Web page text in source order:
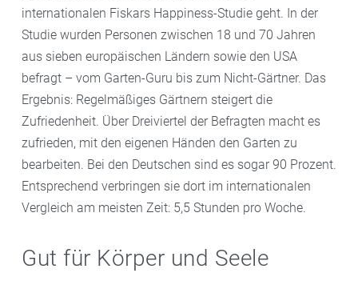
internationalen Fiskars Happiness-Studie geht. In der
Studie wurden Personen zwischen 18 und 70 Jahren
aus sieben europäischen Ländern sowie den USA
befragt – vom Garten-Guru bis zum Nicht-Gärtner. Das
Ergebnis: Regelmäßiges Gärtnern steigert die
Zufriedenheit. Über Dreiviertel der Befragten macht es
zufrieden, mit den eigenen Händen den Garten zu
bearbeiten. Bei den Deutschen sind es sogar 90 Prozent.
Entsprechend verbringen sie dort im internationalen
Vergleich am meisten Zeit: 5,5 Stunden pro Woche.
Gut für Körper und Seele